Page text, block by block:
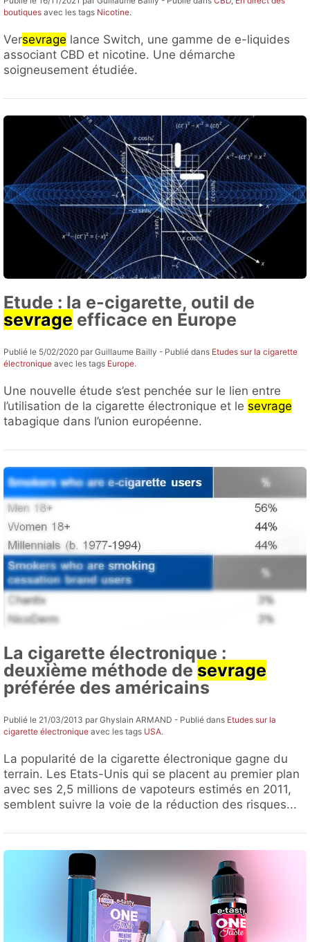
boutiques avec les tags Nicotine.
Versevrage lance Switch, une gamme de e-liquides
associant CBD et nicotine. Une démarche
soigneusement étudiée.
Etude : la e-cigarette, outil de
sevrage efficace en Europe
Publié le 5/02/2020 par Guillaume Bailly - Publié dans Etudes sur la cigarette
électronique avec les tags Europe.
Une nouvelle étude s’est penchée sur le lien entre
l’utilisation de la cigarette électronique et le sevrage
tabagique dans l’union européenne.
La cigarette électronique :
deuxième méthode de sevrage
préférée des américains
Publié le 21/03/2013 par Ghyslain ARMAND - Publié dans Etudes sur la
cigarette électronique avec les tags USA.
La popularité de la cigarette électronique gagne du
terrain. Les Etats-Unis qui se placent au premier plan
avec ses 2,5 millions de vapoteurs estimés en 2011,
semblent suivre la voie de la réduction des risques...